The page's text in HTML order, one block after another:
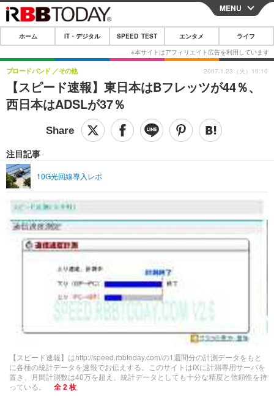
CLOSE
ホーム
IT・デジタル
IT・デジタルTOP スマートフォン
ショッピング その他
SPEED TEST
エンタメTOP 映画・ドラマ
グラビア
ショッピング その他
ライフTOP
その他
リリース一覧
プッシュ通知の停止方法
MENU
ホーム IT・デジタル SPEED TEST エンタメ ライフ
【スピード速報】東日本はBフレッツが44％、
西日本はADSLが37％
ブロードバンド その他
注目記事
10G光回線導入レポ
2007.1.23（火）10:10
【スピード速報】はhttp://speed.rbbtoday.com/の1週間分の計測データをもと
に各種の統計データを速報でお伝えする。このサイトはIXに計測専用サーバを
置き、月間計測数は40万を超え、統計データとしても十分な精度と信頼性を持
っている。
全 2 枚